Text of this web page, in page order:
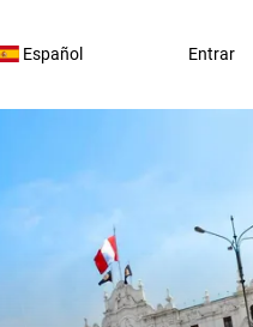
Español Entrar